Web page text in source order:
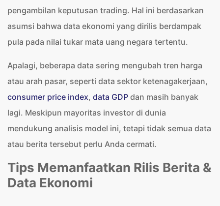
pengambilan keputusan trading. Hal ini berdasarkan
asumsi bahwa data ekonomi yang dirilis berdampak
pula pada nilai tukar mata uang negara tertentu.
Apalagi, beberapa data sering mengubah tren harga
atau arah pasar, seperti data sektor ketenagakerjaan,
consumer price index, data GDP dan masih banyak
lagi. Meskipun mayoritas investor di dunia
mendukung analisis model ini, tetapi tidak semua data
atau berita tersebut perlu Anda cermati.
Tips Memanfaatkan Rilis Berita &
Data Ekonomi